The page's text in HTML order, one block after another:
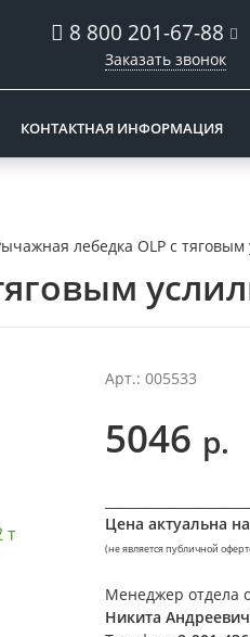
8 800 201-67-88
Заказать звонок
КОНТАКТНАЯ ИНФОРМАЦИЯ
лебедка OLP с тяговым
Арт.: 005533
5046 р.
Цена актуальна
(не является публичной
Менеджер отдела
Никита Андреевич